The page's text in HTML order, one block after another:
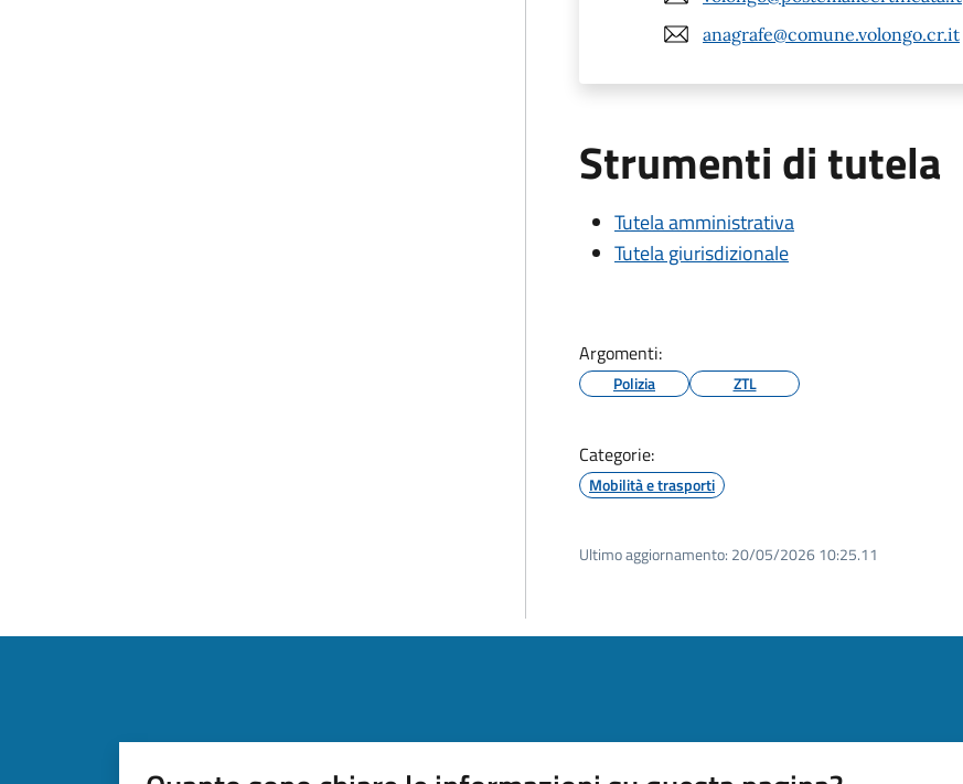
anagrafe@comune.volongo.cr.it
Strumenti di tutela
Tutela amministrativa
Tutela giurisdizionale
Argomenti:
Polizia ZTL
Categorie:
Mobilità e trasporti
Ultimo aggiornamento: 20/05/2026 10:25.11